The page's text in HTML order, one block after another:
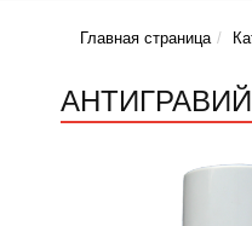
Главная страница